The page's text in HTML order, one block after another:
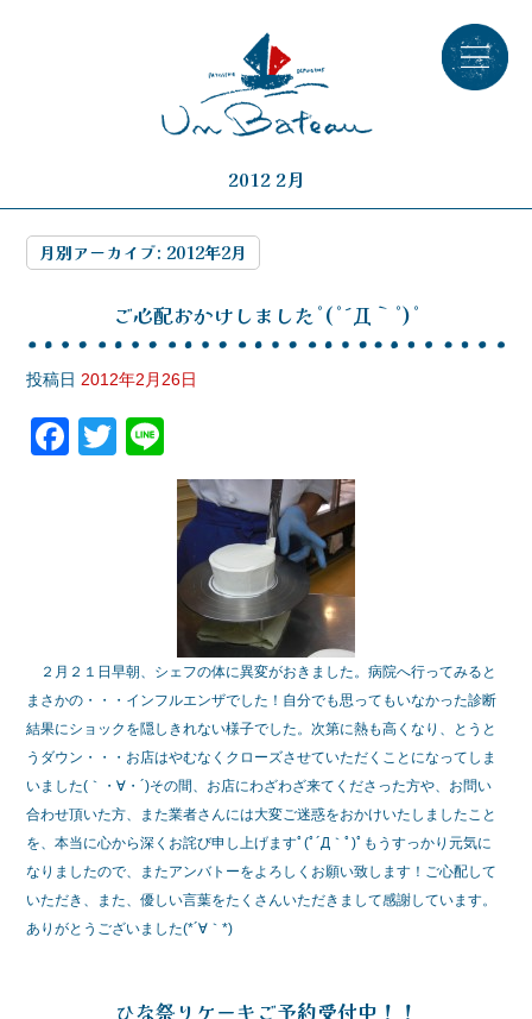
2012 2月
月別アーカイブ: 2012年2月
ご心配おかけしましたﾟ(ﾟ´Д｀ﾟ)ﾟ
投稿日 2012年2月26日
F
o
k
T
n
e
２月２１日早朝、シェフの体に異変がおきました。病院へ行ってみると
まさかの・・・インフルエンザでした！自分でも思ってもいなかった診断
結果にショックを隠しきれない様子でした。次第に熱も高くなり、とうと
うダウン・・・お店はやむなくクローズさせていただくことになってしま
いました(｀・∀・´)その間、お店にわざわざ来てくださった方や、お問い
合わせ頂いた方、また業者さんには大変ご迷惑をおかけいたしましたこと
を、本当に心から深くお詫び申し上げますﾟ(ﾟ´Д｀ﾟ)ﾟもうすっかり元気に
なりましたので、またアンバトーをよろしくお願い致します！ご心配して
いただき、また、優しい言葉をたくさんいただきまして感謝しています。
ありがとうございました(*´∀｀*)
ひな祭りケーキご予約受付中！！